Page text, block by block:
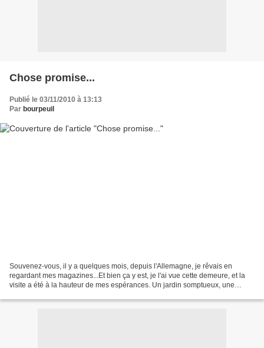
Chose promise...
Publié le 03/11/2010 à 13:13
Par bourpeuil
Souvenez-vous, il y a quelques mois, depuis l'Allemagne, je rêvais en
regardant mes magazines...Et bien ça y est, je l'ai vue cette demeure, et la
visite a été à la hauteur de mes espérances. Un jardin somptueux, une